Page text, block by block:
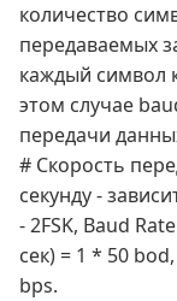
количество
передаваемых
каждый символ
этом случае
передачи
# Скорость
секунду -
- 2FSK, Baud
сек) = 1 * 50
bps.